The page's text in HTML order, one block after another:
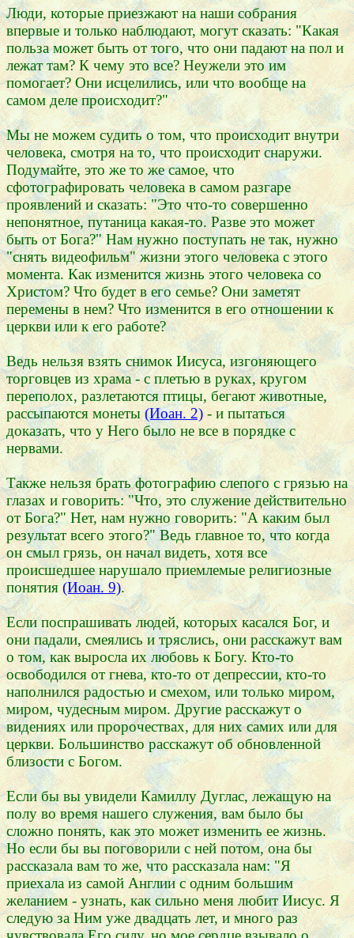
Люди, которые приезжают на наши собрания
впервые и только наблюдают, могут сказать: "Какая
польза может быть от того, что они падают на пол и
лежат там? К чему это все? Неужели это им
помогает? Они исцелились, или что вообще на
самом деле происходит?"
Мы не можем судить о том, что происходит внутри
человека, смотря на то, что происходит снаружи.
Подумайте, это же то же самое, что
сфотографировать человека в самом разгаре
проявлений и сказать: "Это что-то совершенно
непонятное, путаница какая-то. Разве это может
быть от Бога?" Нам нужно поступать не так, нужно
"снять видеофильм" жизни этого человека с этого
момента. Как изменится жизнь этого человека со
Христом? Что будет в его семье? Они заметят
перемены в нем? Что изменится в его отношении к
церкви или к его работе?
Ведь нельзя взять снимок Иисуса, изгоняющего
торговцев из храма - с плетью в руках, кругом
переполох, разлетаются птицы, бегают животные,
рассыпаются монеты(Иоан. 2) - и пытаться
доказать, что у Него было не все в порядке с
нервами.
Также нельзя брать фотографию слепого с грязью на
глазах и говорить: "Что, это служение действительно
от Бога?" Нет, нам нужно говорить: "А каким был
результат всего этого?" Ведь главное то, что когда
он смыл грязь, он начал видеть, хотя все
происшедшее нарушало приемлемые религиозные
понятия(Иоан. 9).
Если поспрашивать людей, которых касался Бог, и
они падали, смеялись и тряслись, они расскажут вам
о том, как выросла их любовь к Богу. Кто-то
освободился от гнева, кто-то от депрессии, кто-то
наполнился радостью и смехом, или только миром,
миром, чудесным миром. Другие расскажут о
видениях или пророчествах, для них самих или для
церкви. Большинство расскажут об обновленной
близости с Богом.
Если бы вы увидели Камиллу Дуглас, лежащую на
полу во время нашего служения, вам было бы
сложно понять, как это может изменить ее жизнь.
Но если бы вы поговорили с ней потом, она бы
рассказала вам то же, что рассказала нам: "Я
приехала из самой Англии с одним большим
желанием - узнать, как сильно меня любит Иисус. Я
следую за Ним уже двадцать лет, и много раз